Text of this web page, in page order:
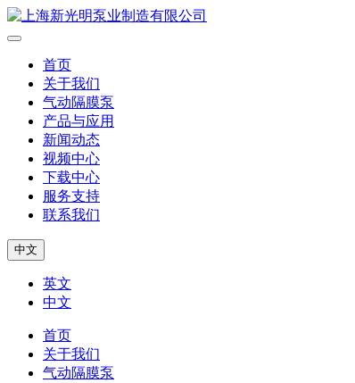
首页
关于我们
气动隔膜泵
产品与应用
新闻动态
视频中心
下载中心
服务支持
联系我们
中文
英文
中文
首页
关于我们
气动隔膜泵